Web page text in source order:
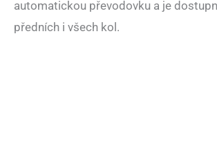
automatickou převodovku a je
předních i všech kol.